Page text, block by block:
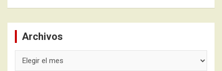
Archivos